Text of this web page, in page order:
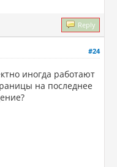
Reply
#24
иногда работают
на последнее